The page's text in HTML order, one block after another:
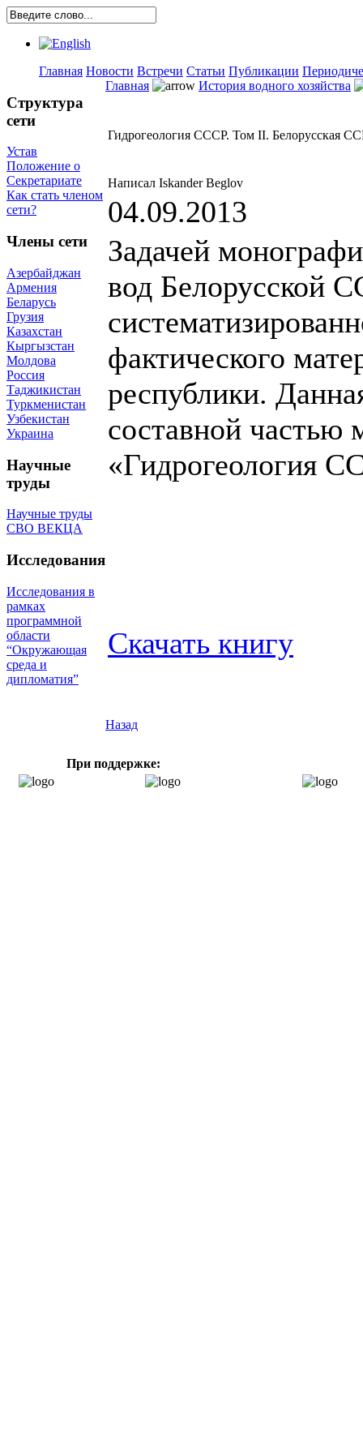
Главная Новости Встречи Статьи Публикации
Структура
сети
Устав
Положение о
Секретариате
Как стать членом
сети?
Члены сети
Азербайджан
Армения
Беларусь
Грузия
Казахстан
Кыргызстан
Молдова
Россия
Таджикистан
Туркменистан
Узбекистан
Украина
Научные
труды
Научные труды
СВО ВЕКЦА
Исследования
Исследования в
рамках
программной
области
“Окружающая
среда и
дипломатия”
Главная История водного хозяйства
Гидрогеология СССР. Том II. Белорусская
Написал Iskander Beglov
04.09.2013
Задачей
вод Белорусской
фактического
республики.
составной частью
«Гидрогеология
Скачать книгу
Назад
При поддержке: